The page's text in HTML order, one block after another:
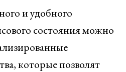
и удобного
состояния можно
которые позволят